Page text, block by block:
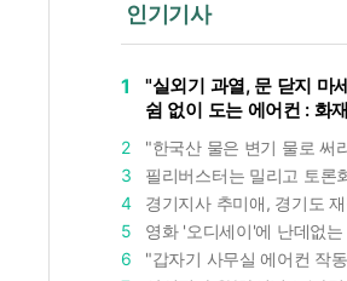
인기기사
1
"실외기 과열, 문 닫지 마
쉼 없이 도는 에어컨 : 화
2
3
4
5
6